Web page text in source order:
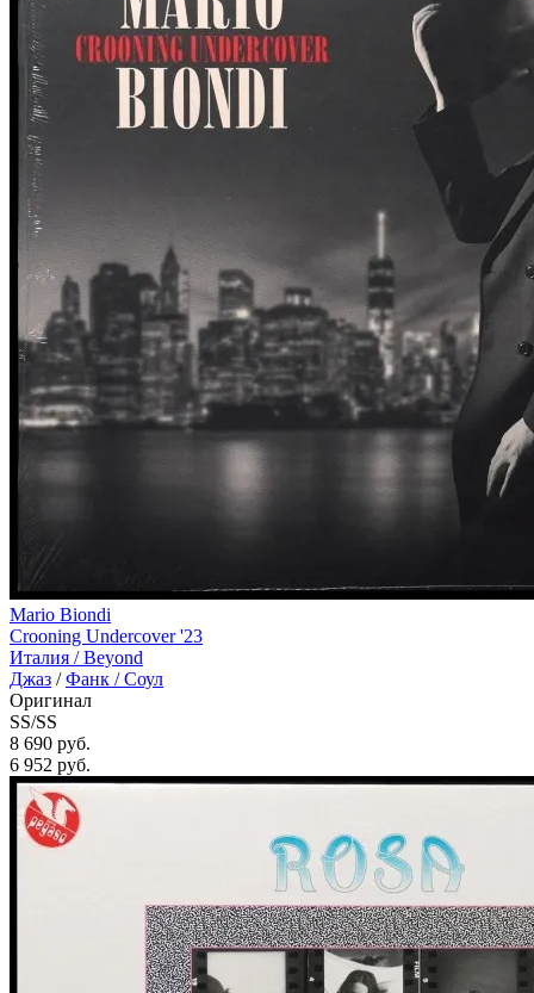
Mario Biondi
Crooning Undercover '23
Италия /Beyond
Джаз /Фанк / Соул
Оригинал
SS/SS
8 690 руб.
6 952 руб.